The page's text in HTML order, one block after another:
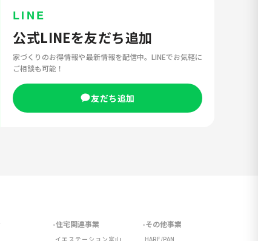
LINE
公式LINEを友だち追加
家づくりのお得情報や最新情報を配信中。LINEでお気軽に
ご相談も可能！
友だち追加
住宅関連事業
イエステーション富山
その他事業
HARE/PAN